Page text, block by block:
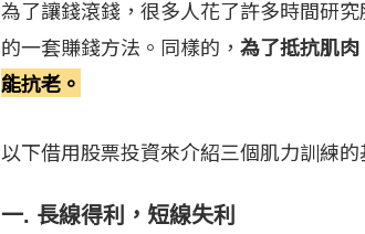
為了讓錢滾錢，很多人花了許多時間研
的一套賺錢方法。同樣的，為了抵抗肌
能抗老。
以下借用股票投資來介紹三個肌力訓練
一. 長線得利，短線失利